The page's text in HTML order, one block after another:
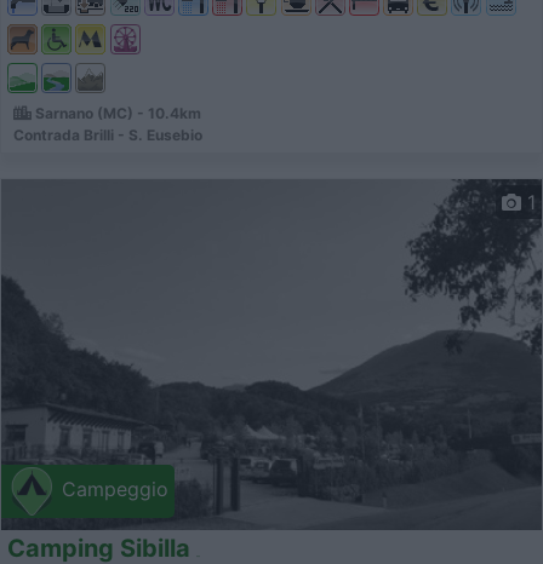
Sarnano (MC) - 10.4km
Contrada Brilli - S. Eusebio
Campeggio
1
Camping Sibilla